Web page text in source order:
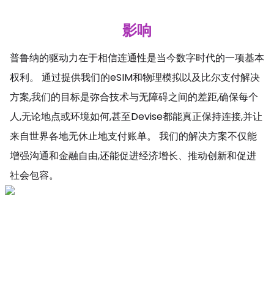
影响
普鲁纳的驱动力在于相信连通性是当今数字时代的一项基本
权利。 通过提供我们的eSIM和物理模拟以及比尔支付解决
方案,我们的目标是弥合技术与无障碍之间的差距,确保每个
人,无论地点或环境如何,甚至Devise都能真正保持连接,并让
来自世界各地无休止地支付账单。 我们的解决方案不仅能
增强沟通和金融自由,还能促进经济增长、推动创新和促进
社会包容。